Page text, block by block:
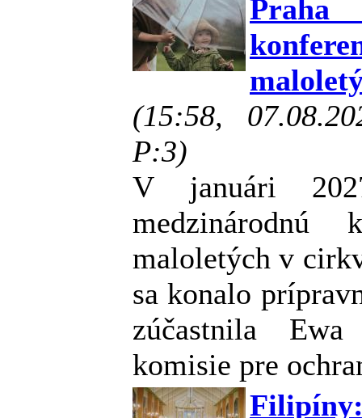
(15:58,
P:3)
V januári
medzinárodnú
maloletých v
sa konalo
zúčastnila
komisie pre